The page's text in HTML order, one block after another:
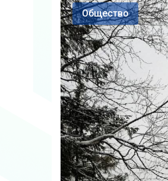
Общество